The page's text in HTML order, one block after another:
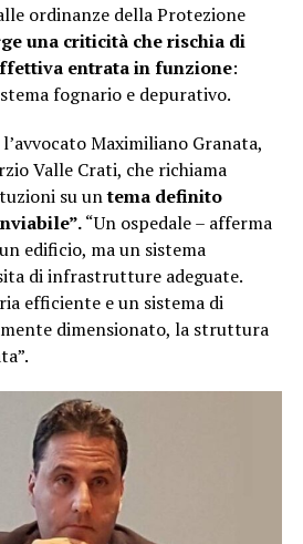
ordinanze della Protezione
una criticità che rischia di
entrata in funzione:
fognario e depurativo.
Maximiliano Granata,
Valle Crati, che richiama
su untema definito
“Un ospedale – afferma
edificio, ma un sistema
di infrastrutture adeguate.
efficiente e un sistema di
dimensionato, la struttura